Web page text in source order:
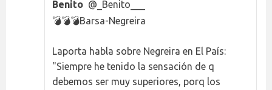
Benito @_Benito___
💣💣💣Barsa-Negreira
Laporta habla sobre Negreira en El País:
"Siempre he tenido la sensación de q
debemos ser muy superiores, porq los